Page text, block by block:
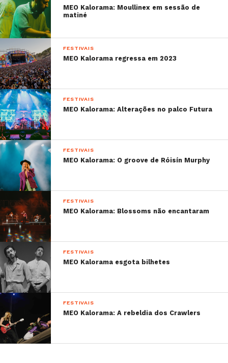
Mundial.
Sabe mais:
–Lourenço Ortigão e kelly Bailey relembram os
tempos que os uniram
–O recinto do NOS Alive já está disponível em
formato 3D
–Carolina Loureiro exibe em vídeo as suas
férias no México
–Sérgio Conceição revela a Cristina Ferreira o
que lhe vai na alma
MEO Kalorama: Moullinex em sessão de
matiné
FESTIVAIS
MEO Kalorama regressa em 2023
FESTIVAIS
MEO Kalorama: Alterações no palco Futura
FESTIVAIS
MEO Kalorama: O groove de Róisín Murphy
FESTIVAIS
MEO Kalorama: Blossoms não encantaram
FESTIVAIS
MEO Kalorama esgota bilhetes
FESTIVAIS
MEO Kalorama: A rebeldia dos Crawlers